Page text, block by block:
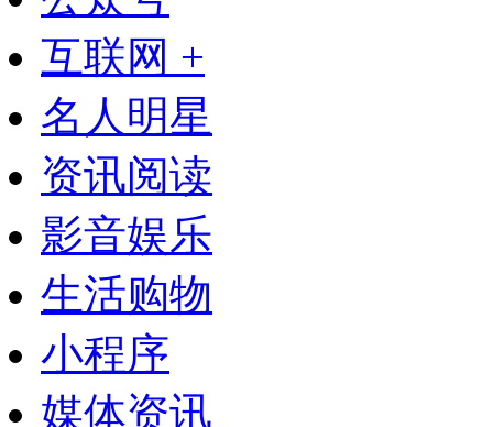
互联网 +
名人明星
资讯阅读
影音娱乐
生活购物
小程序
媒体资讯